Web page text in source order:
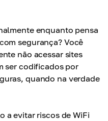
enquanto pensa
segurança? Você
não acessar sites
ser codificados por
quando na verdade
a evitar riscos de WiFi